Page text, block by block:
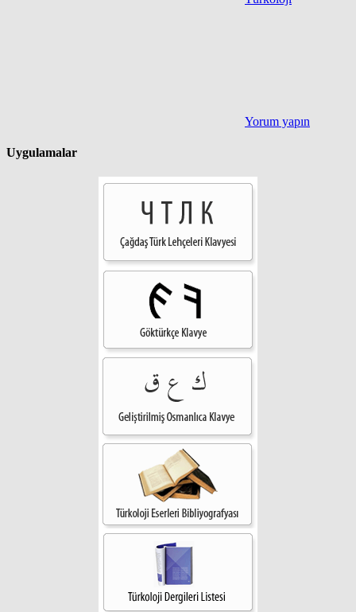
Yorum yapın
Uygulamalar